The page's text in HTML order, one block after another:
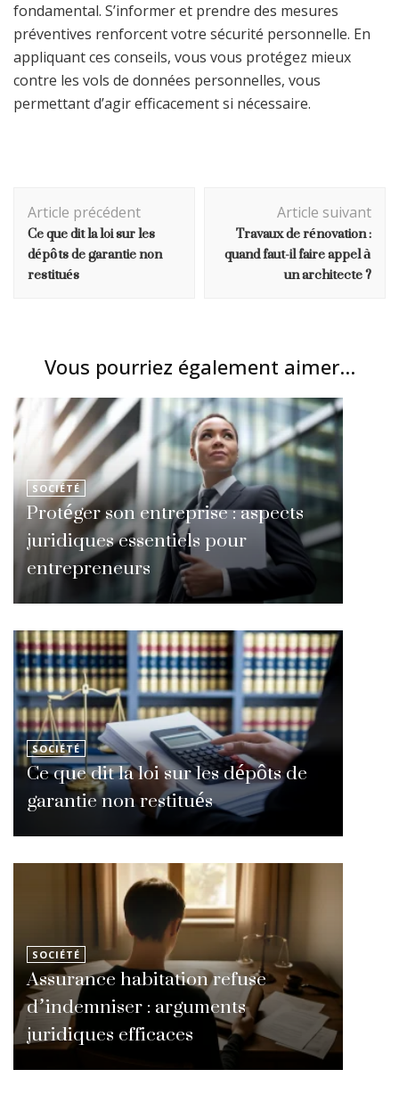
fondamental. S’informer et prendre des mesures
préventives renforcent votre sécurité personnelle. En
appliquant ces conseils, vous vous protégez mieux
contre les vols de données personnelles, vous
permettant d’agir efficacement si nécessaire.
d'article
Article précédent
Ce que dit la loi sur les
dépôts de garantie non
restitués
Article suivant
Travaux de rénovation :
quand faut-il faire appel à
un architecte ?
Vous pourriez également aimer...
SOCIÉTÉ
Protéger son entreprise : aspects
juridiques essentiels pour
entrepreneurs
SOCIÉTÉ
Ce que dit la loi sur les dépôts de
garantie non restitués
SOCIÉTÉ
Assurance habitation refuse
d’indemniser : arguments
juridiques efficaces